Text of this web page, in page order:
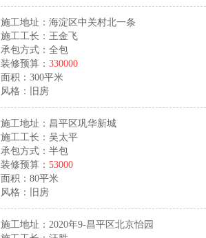
施工地址：海淀区中关村北一条
施工工长：王金飞
承包方式：全包
装修预算：330000
面积：300平米
风格：旧房
施工地址：昌平区巩华新城
施工工长：吴太平
承包方式：半包
装修预算：53000
面积：80平米
风格：旧房
施工地址：2020年9-昌平区北京怡园